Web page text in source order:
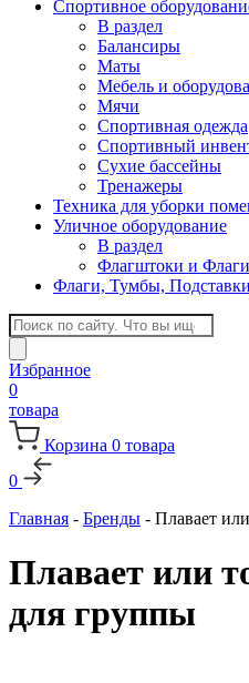
Спортивное
В раздел
Балансиры
Маты
Мебель и
Мячи
Спортивная одежда
Спортивный
Сухие бассейны
Тренажеры
Техника для уборки
Уличное оборудование
В раздел
Флагштоки и Флаги
Флаги, Тумбы, Подставки
Поиск
товаров
Избранное
0
товара
Корзина 0 товара
0
Главная - Бренды - Плавает
Плавает или
для группы